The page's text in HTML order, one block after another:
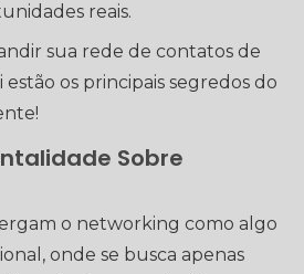
reais.
sua rede de contatos de
os principais segredos do
Sobre
o networking como algo
onde se busca apenas